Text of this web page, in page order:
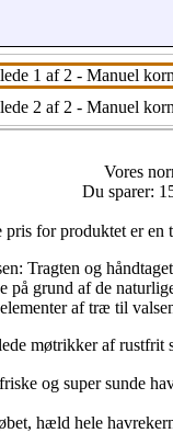
Vores
Du sparer:
for produktet er en
Tragten og
på grund af de
af træ til
møtrikker af rustfrit
og super sunde
hæld hele